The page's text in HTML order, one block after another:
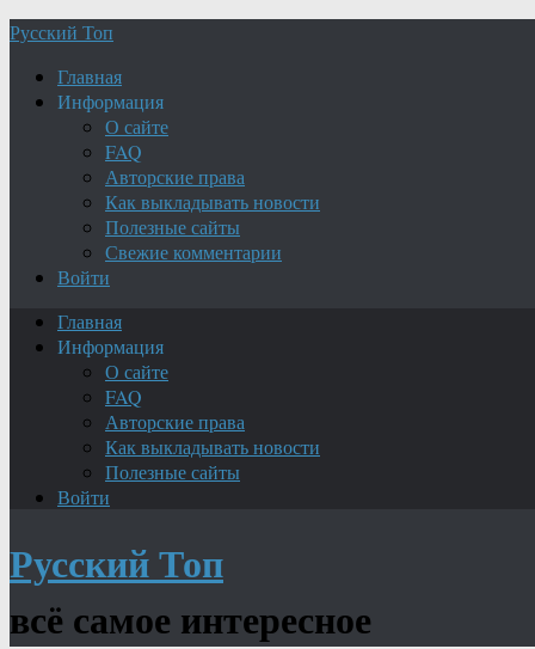
Русский Топ
Главная
Информация
О сайте
FAQ
Авторские права
Как выкладывать новости
Полезные сайты
Свежие комментарии
Войти
Главная
Информация
О сайте
FAQ
Авторские права
Как выкладывать новости
Полезные сайты
Войти
Русский Топ
всё самое интересное